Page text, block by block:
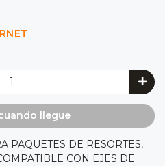
llegue
PAQUETES DE RESORTES,
CON EJES DE